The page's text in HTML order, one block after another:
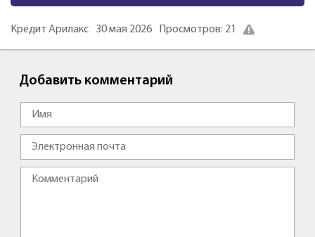
Кредит Арилакс 30 мая 2026 Просмотров: 21
Добавить комментарий